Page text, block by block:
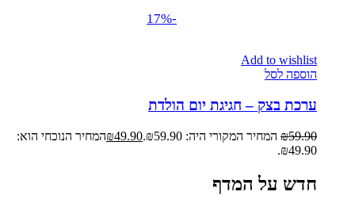
-17%
Add to wishlist
הוספה לסל
ערכת בצק – חגיגת יום הולדת
₪59.90 המחיר המקורי היה: ₪59.90. ₪49.90
המחיר הנוכחי הוא:
₪49.90.
חדש על המדף